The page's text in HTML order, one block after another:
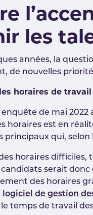
les
années, la
de nouvelles
horaires de travail
de mai
horaires est en
principaux qui,
des horaires
candidats serait
des horaires
logiciel de gestion
le temps de travail